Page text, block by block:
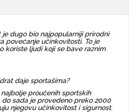
je dugo bio najpopularniji prirodni
povećanje učinkovitosti. To je
koriste ljudi koji se bave raznim
daje sportašima?
proučenih sportskih
sada je provedeno preko 2000
njegovu učinkovitost i sigurnost.